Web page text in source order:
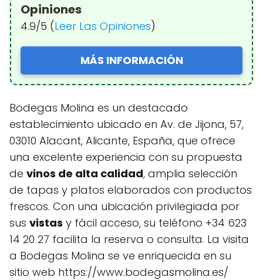
Opiniones
4.9/5 (Leer Las Opiniones)
MÁS INFORMACIÓN
Bodegas Molina es un destacado
establecimiento ubicado en Av. de Jijona, 57,
03010 Alacant, Alicante, España, que ofrece
una excelente experiencia con su propuesta
de vinos de alta calidad, amplia selección
de tapas y platos elaborados con productos
frescos. Con una ubicación privilegiada por
sus vistas y fácil acceso, su teléfono +34 623
14 20 27 facilita la reserva o consulta. La visita
a Bodegas Molina se ve enriquecida en su
sitio web https://www.bodegasmolina.es/